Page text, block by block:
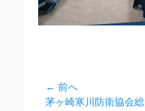
投
稿
← 前へ
前
茅ヶ崎寒川防衛協会総